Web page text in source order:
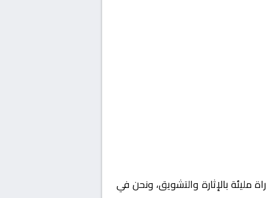
مليئة بالإثارة والتشويق، ونحن في